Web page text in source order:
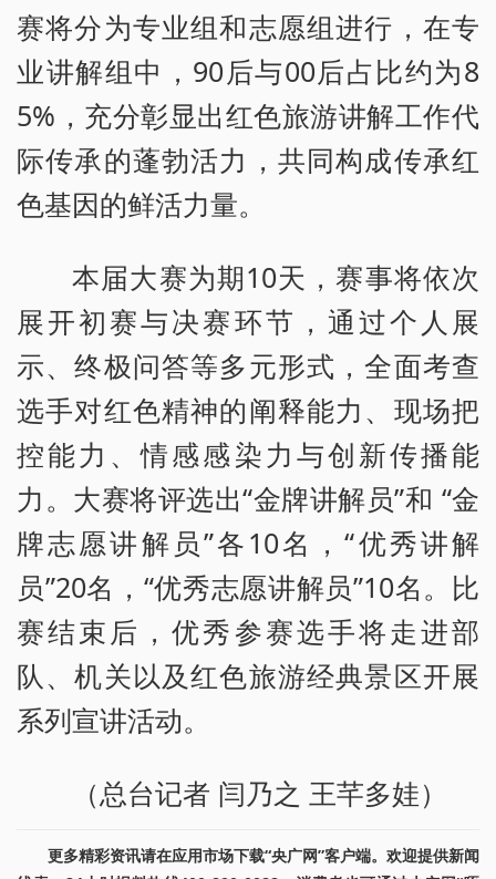
赛将分为专业组和志愿组进行，在专
业讲解组中，90后与00后占比约为8
5%，充分彰显出红色旅游讲解工作代
际传承的蓬勃活力，共同构成传承红
色基因的鲜活力量。
本届大赛为期10天，赛事将依次
展开初赛与决赛环节，通过个人展
示、终极问答等多元形式，全面考查
选手对红色精神的阐释能力、现场把
控能力、情感感染力与创新传播能
力。大赛将评选出“金牌讲解员”和 “金
牌志愿讲解员”各10名，“优秀讲解
员”20名，“优秀志愿讲解员”10名。比
赛结束后，优秀参赛选手将走进部
队、机关以及红色旅游经典景区开展
系列宣讲活动。
（总台记者 闫乃之 王芊多娃）
更多精彩资讯请在应用市场下载“央广网”客户端。欢迎提供新闻